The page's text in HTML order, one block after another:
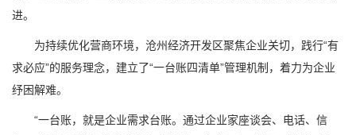
进。
为持续优化营商环境，沧州经济开发区聚焦企业关切，践行“有
求必应”的服务理念，建立了“一台账四清单”管理机制，着力为企业
纾困解难。
“一台账，就是企业需求台账。通过企业家座谈会、电话、信